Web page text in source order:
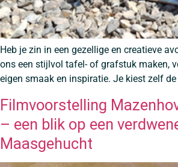
Heb je zin in een gezellige en creatieve
ons een stijlvol tafel- of grafstuk maken,
eigen smaak en inspiratie. Je kiest zelf de
Filmvoorstelling
– een blik op een
Maasgehucht